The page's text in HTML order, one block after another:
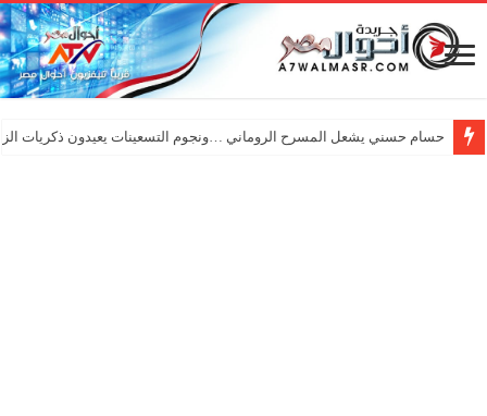
حسام حسني يشعل المسرح الروماني …ونجوم التسعينات يعيدون ذكريات